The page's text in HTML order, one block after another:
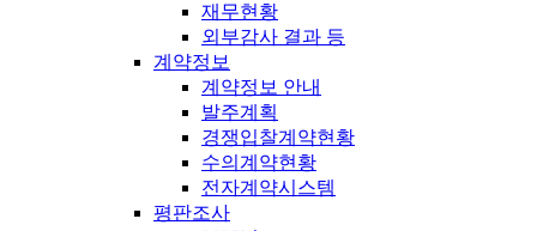
재무현황
외부감사 결과 등
계약정보
계약정보 안내
발주계획
경쟁입찰계약현황
수의계약현황
전자계약시스템
평판조사